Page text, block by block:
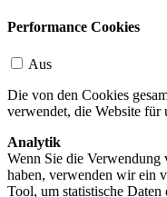
Performance Cookies
Aus
Die von den Cookies
verwendet, die Website für
Analytik
Wenn Sie die Verwendung
haben, verwenden wir ein
Tool, um statistische